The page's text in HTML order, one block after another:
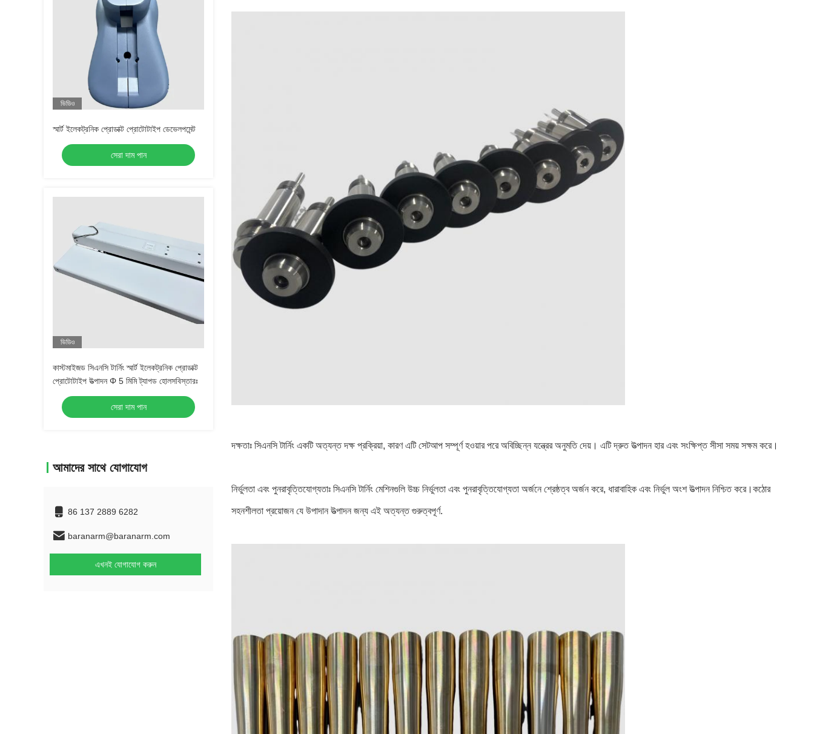
ভিডিও
স্মার্ট ইলেকট্রনিক প্রোডাক্ট প্রোটোটাইপ ডেভেলপমেন্ট
সেরা দাম পান
ভিডিও
কাস্টমাইজড সিএনসি টার্নিং স্মার্ট ইলেকট্রনিক প্রোডাক্ট
প্রোটোটাইপ উত্পাদন Φ 5 মিমি ট্যাপড হোলসবিস্তারঃ
সেরা দাম পান
আমাদের সাথে যোগাযোগ
86 137 2889 6282
baranarm@baranarm.com
এখনই যোগাযোগ করুন
দক্ষতাঃ সিএনসি টার্নিং একটি অত্যন্ত দক্ষ প্রক্রিয়া, কারণ এটি সেটআপ সম্পূর্ণ হওয়ার পরে অবিচ্ছিন্ন যন্ত্রের অনুমতি দেয়। এটি দ্রুত উত্পাদন হার এবং সংক্ষিপ্ত সীসা সময় সক্ষম করে।
নির্ভুলতা এবং পুনরাবৃত্তিযোগ্যতাঃ সিএনসি টার্নিং মেশিনগুলি উচ্চ নির্ভুলতা এবং পুনরাবৃত্তিযোগ্যতা অর্জনে শ্রেষ্ঠত্ব অর্জন করে, ধারাবাহিক এবং নির্ভুল অংশ উত্পাদন নিশ্চিত করে।কঠোর
সহনশীলতা প্রয়োজন যে উপাদান উত্পাদন জন্য এই অত্যন্ত গুরুত্বপূর্ণ.